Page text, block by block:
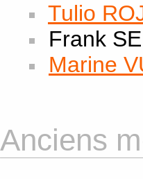
Tulio
Frank
Marine
Anciens